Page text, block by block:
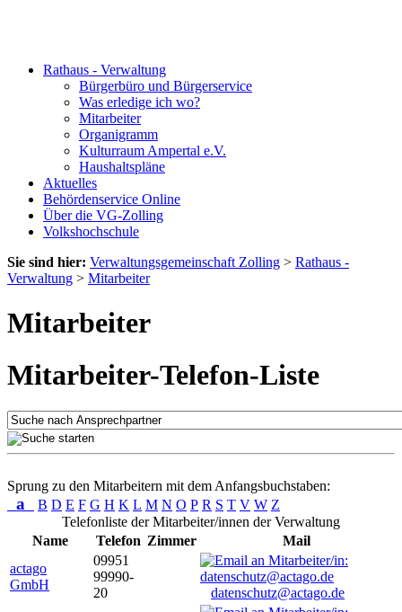
Rathaus - Verwaltung
Bürgerbüro und Bürgerservice
Was erledige ich wo?
Mitarbeiter
Organigramm
Kulturraum Ampertal e.V.
Haushaltspläne
Aktuelles
Behördenservice Online
Über die VG-Zolling
Volkshochschule
Sie sind hier: Verwaltungsgemeinschaft Zolling > Rathaus -
Verwaltung > Mitarbeiter
Mitarbeiter
Mitarbeiter-Telefon-Liste
Sprung zu den Mitarbeitern mit dem Anfangsbuchstaben:
a B D E F G H K L M N O P R S T V W Z
Telefonliste der Mitarbeiter/innen der Verwaltung
Name
Telefon Zimmer
Mail
actago
GmbH
09951
99990-
20
datenschutz@actago.de